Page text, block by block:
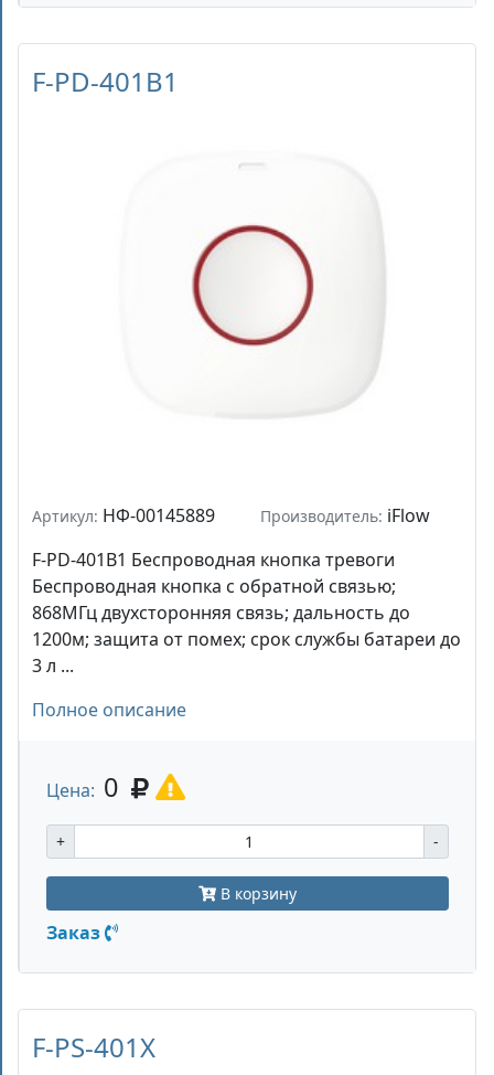
F-PD-401B1
Артикул: НФ-00145889 Производитель: iFlow
F-PD-401B1 Беспроводная кнопка тревоги
Беспроводная кнопка с обратной связью;
868МГц двухсторонняя связь; дальность до
1200м; защита от помех; срок службы батареи до
3 л ...
Полное описание
Цена: 0
+ -
В корзину
Заказ
F-PS-401X